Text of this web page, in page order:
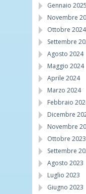
Gennaio 2025
Novembre
Ottobre 2024
Settembre
Agosto 2024
Maggio 2024
Aprile 2024
Marzo 2024
Febbraio
Dicembre
Novembre
Ottobre 2023
Settembre
Agosto 2023
Luglio 2023
Giugno 2023